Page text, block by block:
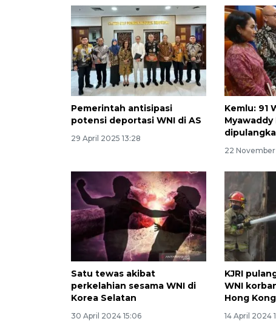
Pemerintah antisipasi
potensi deportasi WNI di AS
29 April 2025 13:28
Kemlu: 91
22
Satu tewas akibat
perkelahian sesama WNI di
Korea Selatan
30 April 2024 15:06
KJRI
WNI
Hong Kong
14 April 2024